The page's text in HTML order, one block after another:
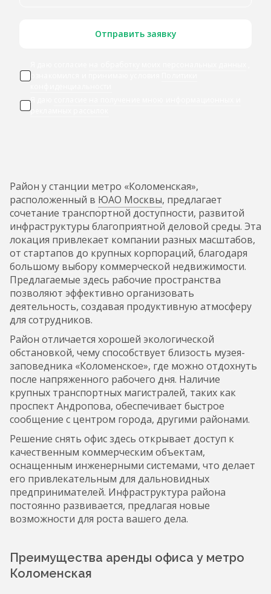
Отправить заявку
ознакомился и принимаю условия
Я даю
рекламных рассылок
Район у станции метро «Коломенская»,
расположенный в ЮАО Москвы, предлагает
сочетание транспортной доступности, развитой
инфраструктуры благоприятной деловой среды. Эта
локация привлекает компании разных масштабов,
от стартапов до крупных корпораций, благодаря
большому выбору коммерческой недвижимости.
Предлагаемые здесь рабочие пространства
позволяют эффективно организовать
деятельность, создавая продуктивную атмосферу
для сотрудников.
Район отличается хорошей экологической
обстановкой, чему способствует близость музея-
заповедника «Коломенское», где можно отдохнуть
после напряженного рабочего дня. Наличие
крупных транспортных магистралей, таких как
проспект Андропова, обеспечивает быстрое
сообщение с центром города, другими районами.
Решение снять офис здесь открывает доступ к
качественным коммерческим объектам,
оснащенным инженерными системами, что делает
его привлекательным для дальновидных
предпринимателей. Инфраструктура района
постоянно развивается, предлагая новые
возможности для роста вашего дела.
Преимущества аренды офиса у метро
Коломенская